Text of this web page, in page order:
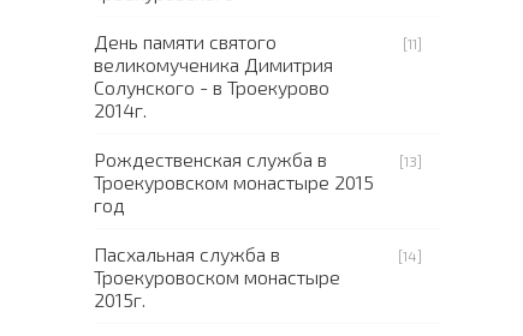
День памяти святого
великомученика Димитрия
Солунского - в Троекурово
2014г.
[11]
Рождественская служба в
Троекуровском монастыре 2015
год
[13]
Пасхальная служба в
Троекуровоском монастыре
2015г.
[14]